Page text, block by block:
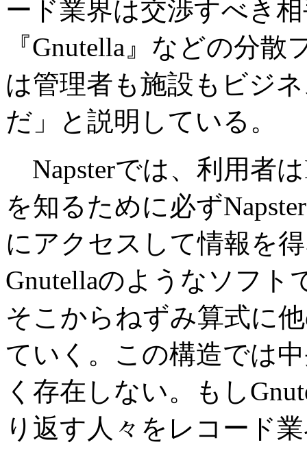
ード業界は交渉すべき
『Gnutella』などの分
は管理者も施設もビジ
だ」と説明している。
Napsterでは、利用者
を知るために必ず
にアクセスして情報を
Gnutellaのようなソフト
そこからねずみ算式に
ていく。この構造では
く存在しない。もし
り返す人々をレコード